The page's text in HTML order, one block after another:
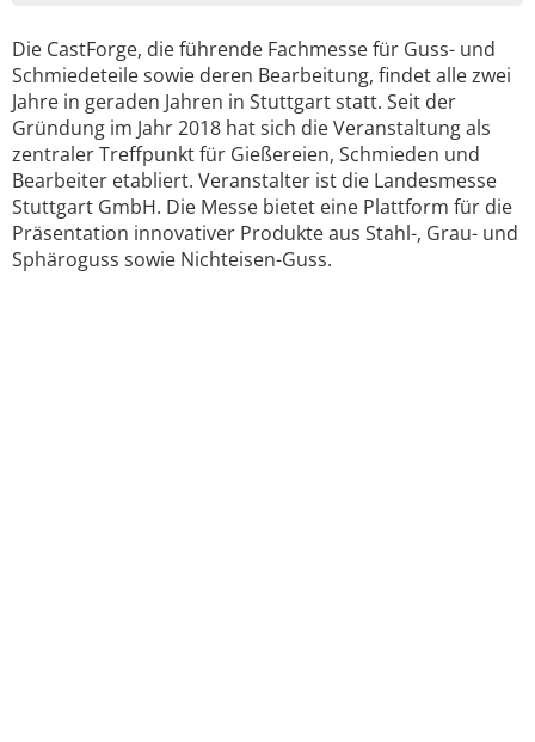
Die CastForge, die führende Fachmesse für Guss- und
Schmiedeteile sowie deren Bearbeitung, findet alle zwei
Jahre in geraden Jahren in Stuttgart statt. Seit der
Gründung im Jahr 2018 hat sich die Veranstaltung als
zentraler Treffpunkt für Gießereien, Schmieden und
Bearbeiter etabliert. Veranstalter ist die Landesmesse
Stuttgart GmbH. Die Messe bietet eine Plattform für die
Präsentation innovativer Produkte aus Stahl-, Grau- und
Sphäroguss sowie Nichteisen-Guss.